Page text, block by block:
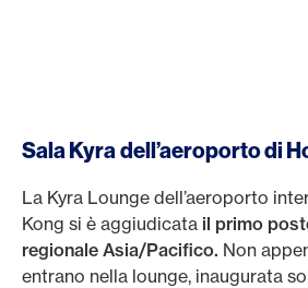
Sala Kyra dell’aeroporto di
La Kyra Lounge dell’aeroporto
Kong si è aggiudicata il primo
regionale Asia/Pacifico. Non
entrano nella lounge, inaugurata